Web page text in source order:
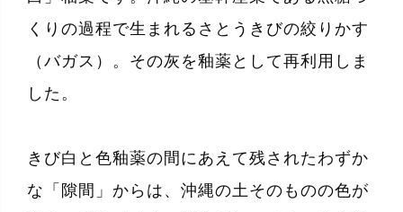
くりの過程で生まれるさとうきびの絞りかす
（バガス）。その灰を釉薬として再利用しま
した。
きび白と色釉薬の間にあえて残されたわずか
な「隙間」からは、沖縄の土そのものの色が